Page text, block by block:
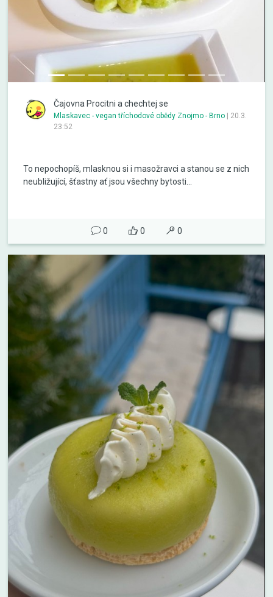
Čajovna Procitni a chechtej se
Mlaskavec - vegan tříchodové obědy Znojmo - Brno
20.3.
23:52
To nepochopíš, mlasknou si i masožravci a stanou se z nich
neubližující, šťastny ať jsou všechny bytosti...
0 0 0